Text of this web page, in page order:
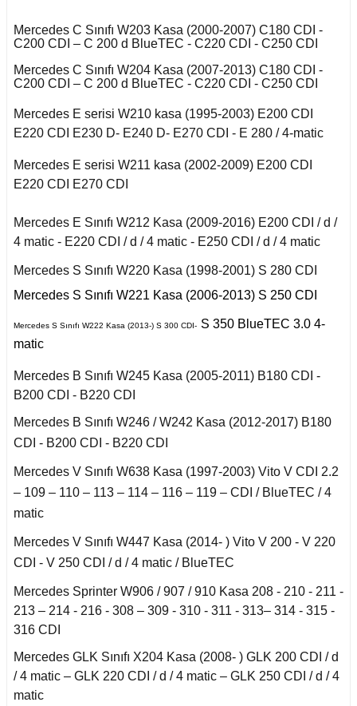
A
B
C
(1992-1998)
W220 (1998-2005)
S Serisi W222 (2013-
(2004-2017)
(1999-2018)
W906 (2006-2018)
(2002-2005)
W447 (2014-)
W638 (1996-2003)
W639 (2004-2014)
(1972-1980)
2006-2008
2013-
2015-
1997
Rcz 2010-2015
2020
Mercedes C Sınıfı W203 Kasa (2000-2007) C180 CDI -
C200 CDI – C 200 d BlueTEC - C220 CDI - C250 CDI
Mercedes C Sınıfı W204 Kasa (2007-2013) C180 CDI -
C200 CDI – C 200 d BlueTEC - C220 CDI - C250 CDI
Mercedes E serisi W210 kasa (1995-2003) E200 CDI
E220 CDI E230 D- E240 D- E270 CDI - E 280 / 4-matic
Mercedes E serisi W211 kasa (2002-2009) E200 CDI
E220 CDI E270 CDI
Mercedes E Sınıfı W212 Kasa (2009-2016) E200 CDI / d /
4 matic - E220 CDI / d / 4 matic - E250 CDI / d / 4 matic
Mercedes S Sınıfı W220 Kasa (1998-2001) S 280 CDI
Mercedes S Sınıfı W221 Kasa (2006-2013) S 250 CDI
Mercedes S Sınıfı W222 Kasa (2013-) S 300 CDI- S 350 BlueTEC 3.0 4-
matic
Mercedes B Sınıfı W245 Kasa (2005-2011) B180 CDI -
B200 CDI - B220 CDI
Mercedes B Sınıfı W246 / W242 Kasa (2012-2017) B180
CDI - B200 CDI - B220 CDI
Mercedes V Sınıfı W638 Kasa (1997-2003) Vito V CDI 2.2
– 109 – 110 – 113 – 114 – 116 – 119 – CDI / BlueTEC / 4
matic
Mercedes V Sınıfı W447 Kasa (2014- ) Vito V 200 - V 220
CDI - V 250 CDI / d / 4 matic / BlueTEC
Mercedes Sprinter W906 / 907 / 910 Kasa 208 - 210 - 211 -
213 – 214 - 216 - 308 – 309 - 310 - 311 - 313– 314 - 315 -
316 CDI
Mercedes GLK Sınıfı X204 Kasa (2008- ) GLK 200 CDI / d
/ 4 matic – GLK 220 CDI / d / 4 matic – GLK 250 CDI / d / 4
matic